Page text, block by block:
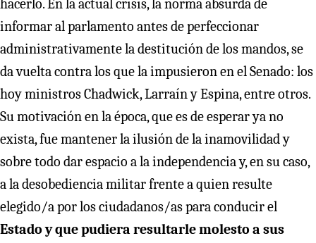
hacerlo. En la actual crisis, la norma absurda de
informar al parlamento antes de perfeccionar
administrativamente la destitución de los mandos, se
da vuelta contra los que la impusieron en el Senado: los
hoy ministros Chadwick, Larraín y Espina, entre otros.
Su motivación en la época, que es de esperar ya no
exista, fue mantener la ilusión de la inamovilidad y
sobre todo dar espacio a la independencia y, en su caso,
a la desobediencia militar frente a quien resulte
elegido/a por los ciudadanos/as para conducir el
Estado y que pudiera resultarle molesto a sus